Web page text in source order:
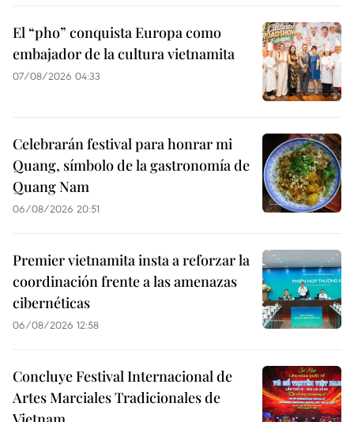
El “pho” conquista Europa como
embajador de la cultura vietnamita
07/08/2026 04:33
Celebrarán festival para honrar mi
Quang, símbolo de la gastronomía de
Quang Nam
06/08/2026 20:51
Premier vietnamita insta a reforzar la
coordinación frente a las amenazas
cibernéticas
06/08/2026 12:58
Concluye Festival Internacional de
Artes Marciales Tradicionales de